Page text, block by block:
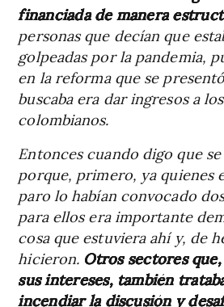
financiada de manera
personas que decían que
golpeadas por la pandemia,
en la reforma que se
buscaba era dar ingresos a
colombianos.
Entonces cuando digo que
porque, primero, ya quienes
paro lo habían convocado
para ellos era importante
cosa que estuviera ahí y, de
hicieron. Otros sectores
sus intereses, también
incendiar la discusión y